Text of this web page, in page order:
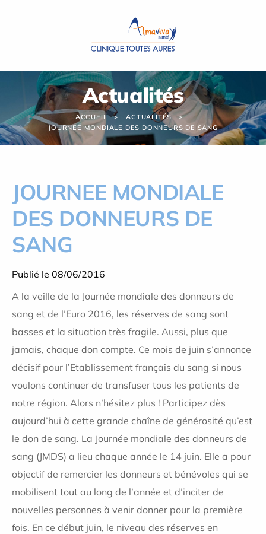
Actualités
ACCUEIL
ACTUALITÉS
JOURNEE MONDIALE DES DONNEURS DE SANG
JOURNEE MONDIALE
DES DONNEURS DE
SANG
Publié le 08/06/2016
A la veille de la Journée mondiale des donneurs de
sang et de l’Euro 2016, les réserves de sang sont
basses et la situation très fragile. Aussi, plus que
jamais, chaque don compte. Ce mois de juin s’annonce
décisif pour l’Etablissement français du sang si nous
voulons continuer de transfuser tous les patients de
notre région. Alors n’hésitez plus ! Participez dès
aujourd’hui à cette grande chaîne de générosité qu’est
le don de sang. La Journée mondiale des donneurs de
sang (JMDS) a lieu chaque année le 14 juin. Elle a pour
objectif de remercier les donneurs et bénévoles qui se
mobilisent tout au long de l’année et d’inciter de
nouvelles personnes à venir donner pour la première
fois. En ce début juin, le niveau des réserves en